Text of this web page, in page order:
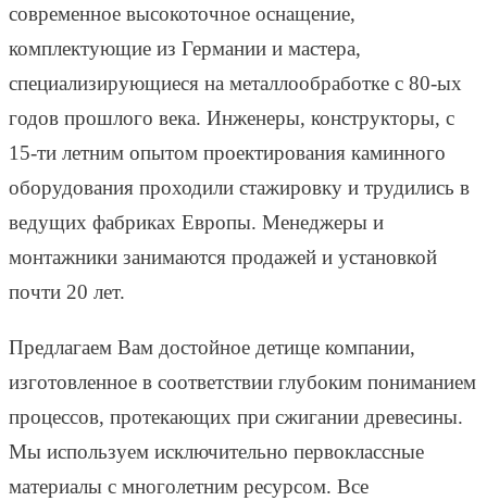
современное высокоточное оснащение,
комплектующие из Германии и мастера,
специализирующиеся на металлообработке с 80-ых
годов прошлого века. Инженеры, конструкторы, с
15-ти летним опытом проектирования каминного
оборудования проходили стажировку и трудились в
ведущих фабриках Европы. Менеджеры и
монтажники занимаются продажей и установкой
почти 20 лет.
Предлагаем Вам достойное детище компании,
изготовленное в соответствии глубоким пониманием
процессов, протекающих при сжигании древесины.
Мы используем исключительно первоклассные
материалы с многолетним ресурсом. Все